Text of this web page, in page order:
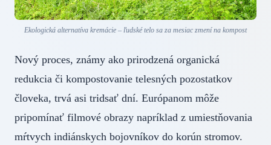
Ekologická alternatíva kremácie – ľudské telo sa za mesiac zmení na kompost
Nový proces, známy ako prirodzená organická
redukcia či kompostovanie telesných pozostatkov
človeka, trvá asi tridsať dní. Európanom môže
pripomínať filmové obrazy napríklad z umiestňovania
mŕtvych indiánskych bojovníkov do korún stromov.